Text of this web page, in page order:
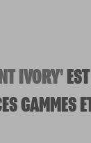
IVORY'
GAMMES